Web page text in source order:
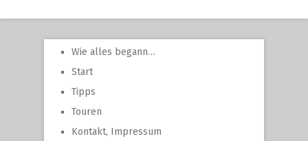
Wie alles begann…
Start
Tipps
Touren
Kontakt, Impressum